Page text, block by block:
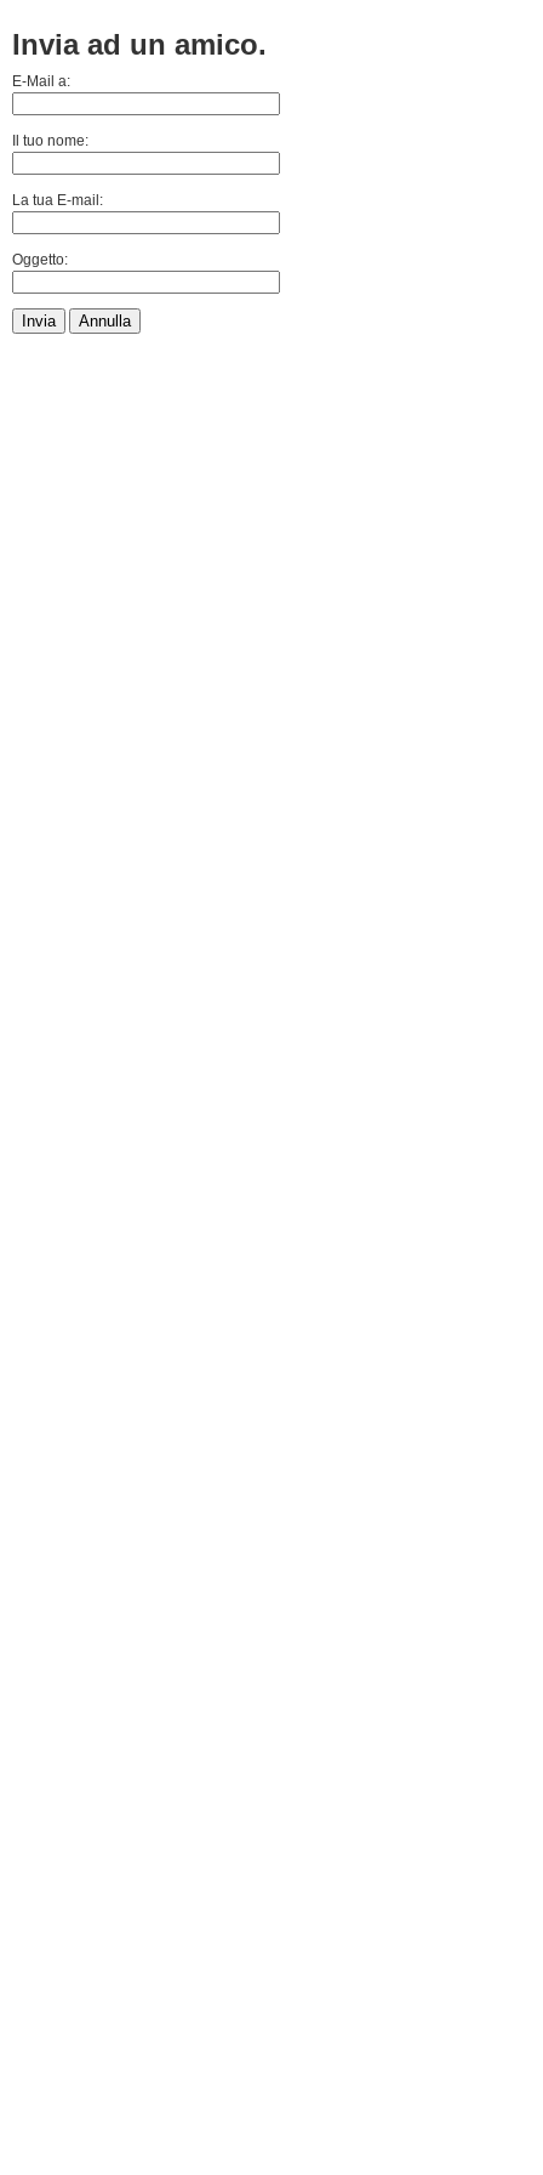
Invia ad un amico.
E-Mail a:
Il tuo nome:
La tua E-mail:
Oggetto:
Invia Annulla